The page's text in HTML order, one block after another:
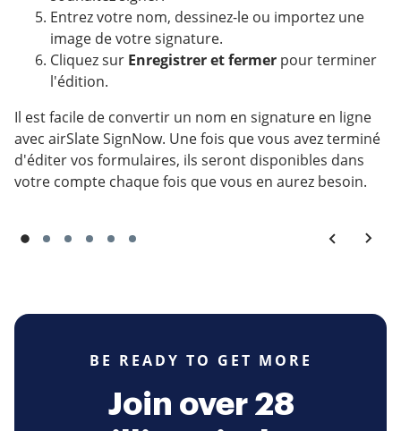
Entrez votre nom, dessinez-le ou importez une
image de votre signature.
Cliquez sur Enregistrer et fermer pour terminer
l'édition.
Il est facile de convertir un nom en signature en ligne
avec airSlate SignNow. Une fois que vous avez terminé
d'éditer vos formulaires, ils seront disponibles dans
votre compte chaque fois que vous en aurez besoin.
BE READY TO GET MORE
Join over 28